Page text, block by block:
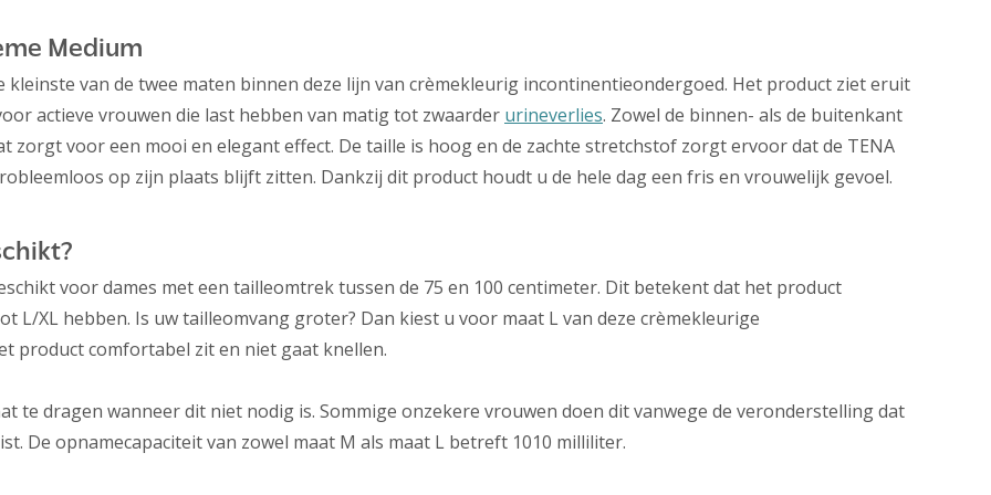
Medium
kleinste van de twee maten binnen deze lijn van crèmekleurig incontinentieondergoed. Het product ziet eruit
actieve vrouwen die last hebben van matig tot zwaarder urineverlies. Zowel de binnen- als de buitenkant
zorgt voor een mooi en elegant effect. De taille is hoog en de zachte stretchstof zorgt ervoor dat de TENA
op zijn plaats blijft zitten. Dankzij dit product houdt u de hele dag een fris en vrouwelijk gevoel.
voor dames met een tailleomtrek tussen de 75 en 100 centimeter. Dit betekent dat het product
L/XL hebben. Is uw tailleomvang groter? Dan kiest u voor maat L van deze crèmekleurige
product comfortabel zit en niet gaat knellen.
te dragen wanneer dit niet nodig is. Sommige onzekere vrouwen doen dit vanwege de veronderstelling dat
De opnamecapaciteit van zowel maat M als maat L betreft 1010 milliliter.